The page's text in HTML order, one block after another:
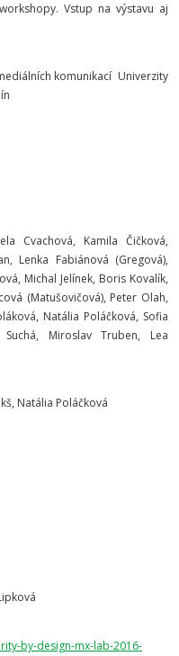
Vstup na výstavu aj
komunikací Univerzity
Cvachová, Kamila Čičková,
Lenka Fabiánová (Gregová),
Michal Jelínek, Boris Kovalík,
(Matušovičová), Peter Olah,
Natália Poláčková, Sofia
Miroslav Truben, Lea
Natália Poláčková
by-design-mx-lab-2016-